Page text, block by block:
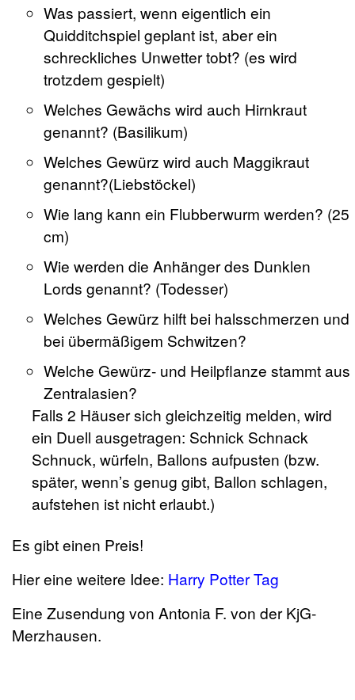
Was passiert, wenn eigentlich ein
Quidditchspiel geplant ist, aber ein
schreckliches Unwetter tobt? (es wird
trotzdem gespielt)
Welches Gewächs wird auch Hirnkraut
genannt? (Basilikum)
Welches Gewürz wird auch Maggikraut
genannt?(Liebstöckel)
Wie lang kann ein Flubberwurm werden? (25
cm)
Wie werden die Anhänger des Dunklen
Lords genannt? (Todesser)
Welches Gewürz hilft bei halsschmerzen und
bei übermäßigem Schwitzen?
Welche Gewürz- und Heilpflanze stammt aus
Zentralasien?
Falls 2 Häuser sich gleichzeitig melden, wird
ein Duell ausgetragen: Schnick Schnack
Schnuck, würfeln, Ballons aufpusten (bzw.
später, wenn’s genug gibt, Ballon schlagen,
aufstehen ist nicht erlaubt.)
Es gibt einen Preis!
Hier eine weitere Idee: Harry Potter Tag
Eine Zusendung von Antonia F. von der KjG-
Merzhausen.